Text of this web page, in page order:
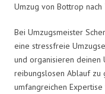
Umzug von Bottrop nach
Bei Umzugsmeister
eine stressfreie
und organisieren deinen
reibungslosen Ablauf zu
umfangreichen